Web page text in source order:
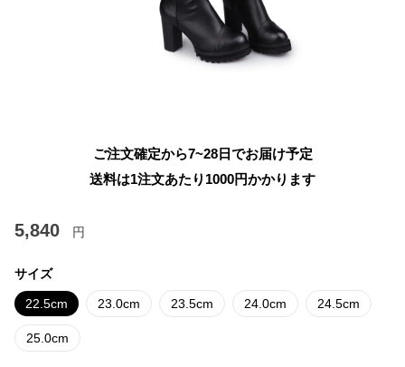
ご注文確定から7~28日でお届け予定
送料は1注文あたり 1000円かかります
5,840 円
サイズ
22.5cm 23.0cm 23.5cm 24.0cm 24.5cm
25.0cm